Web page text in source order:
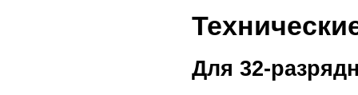
Для 32-